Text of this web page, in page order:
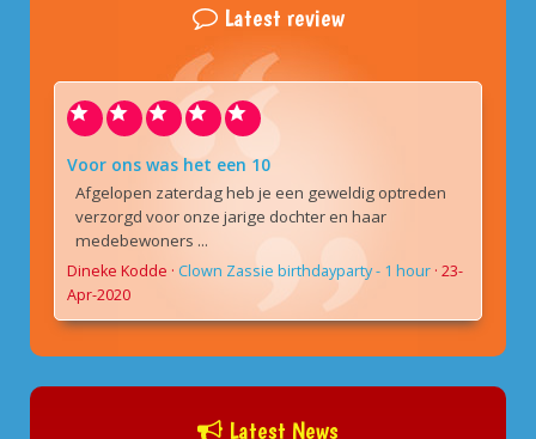
Latest review
Voor ons was het een 10
Afgelopen zaterdag heb je een geweldig optreden
verzorgd voor onze jarige dochter en haar
medebewoners ...
Dineke Kodde · Clown Zassie birthdayparty - 1 hour · 23-
Apr-2020
Latest News